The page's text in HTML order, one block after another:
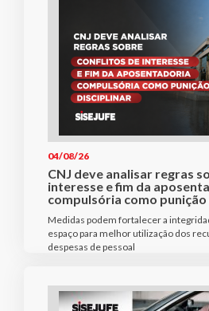
04/08/26
CNJ deve analisar regras
interesse e fim da
compulsória como
Medidas podem fortalecer a
espaço para melhor utilização dos
despesas de pessoal